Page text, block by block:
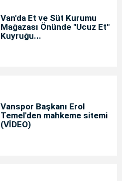
Van'da Et ve Süt Kurumu
Mağazası Önünde "Ucuz Et"
Kuyruğu...
Vanspor Başkanı Erol
Temel'den mahkeme sitemi
(VİDEO)